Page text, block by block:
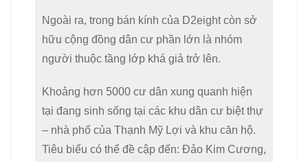
Ngoài ra, trong bán kính của D2eight còn sở
hữu cộng đồng dân cư phần lớn là nhóm
người thuộc tầng lớp khá giả trở lên.
Khoảng hơn 5000 cư dân xung quanh hiện
tại đang sinh sống tại các khu dân cư biệt thự
– nhà phố của Thạnh Mỹ Lợi và khu căn hộ.
Tiêu biểu có thể đề cập đến: Đảo Kim Cương,